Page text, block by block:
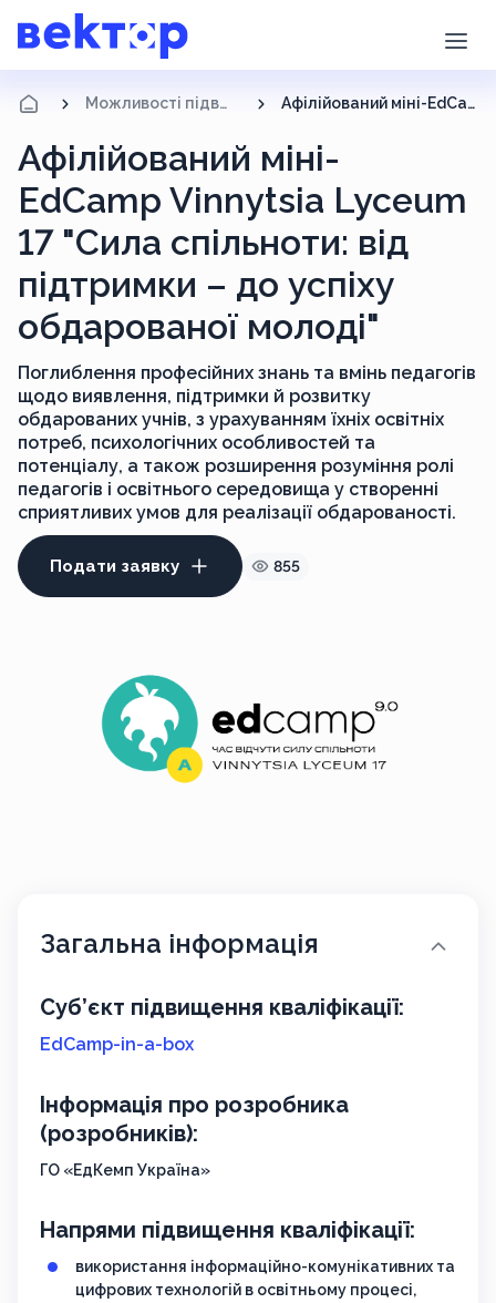
Можливості підвищення кваліфікації Афілійований міні-EdCamp Vinnytsia Lyceum 17 "Сила спільноти: від підтримки – до успіху обдарованої молоді"
Афілійований міні-
EdCamp Vinnytsia Lyceum
17 "Сила спільноти: від
підтримки – до успіху
обдарованої молоді"
Поглиблення професійних знань та вмінь педагогів
щодо виявлення, підтримки й розвитку
обдарованих учнів, з урахуванням їхніх освітніх
потреб, психологічних особливостей та
потенціалу, а також розширення розуміння ролі
педагогів і освітнього середовища у створенні
сприятливих умов для реалізації обдарованості.
Подати заявку 855
Загальна інформація
Суб’єкт підвищення кваліфікації:
EdCamp-in-a-box
Інформація про розробника
(розробників):
ГО «ЕдКемп Україна»
Напрями підвищення кваліфікації:
використання інформаційно-комунікативних та
цифрових технологій в освітньому процесі,